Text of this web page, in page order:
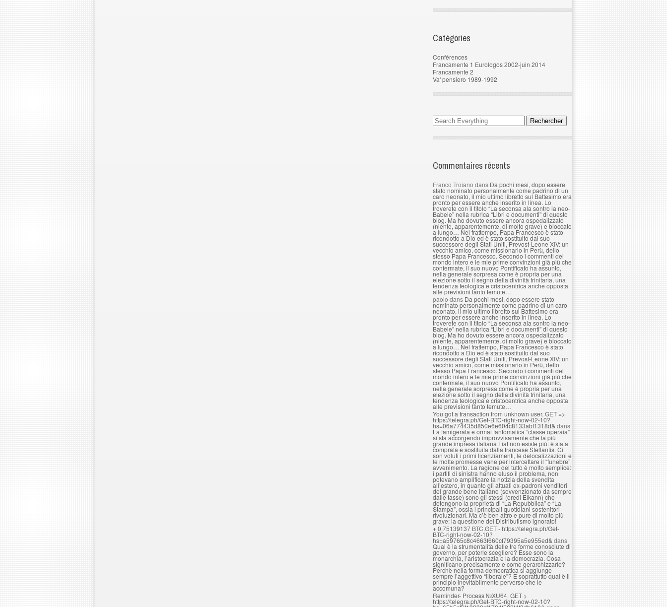
Catégories
Conférences
Francamente 1 Eurologos 2002-juin 2014
Francamente 2
Va' pensiero 1989-1992
Commentaires récents
Franco Troiano dans Da pochi mesi, dopo essere
stato nominato personalmente come padrino di un
caro neonato, il mio ultimo libretto sul Battesimo era
pronto per essere anche inserito in linea. Lo
troverete con il titolo “La seconsa ala sontro la neo-
Babele” nella rubrica “Libri e documenti” di questo
blog. Ma ho dovuto essere ancora ospedalizzato
(niente, apparentemente, di molto grave) e bloccato
a lungo… Nel frattempo, Papa Francesco è stato
ricondotto a Dio ed è stato sostituito dal suo
successore degli Stati Uniti, Prevost-Leone XIV: un
vecchio amico, come missionario in Perù, dello
stesso Papa Francesco. Secondo i commenti del
mondo intero e le mie prime convinzioni già più che
confermate, il suo nuovo Pontificato ha assunto,
nella generale sorpresa come è propria per una
elezione sotto il segno della divinità trinitaria, una
tendenza teologica e cristocentrica anche opposta
alle previsioni tanto temute…
paolo dans Da pochi mesi, dopo essere stato
nominato personalmente come padrino di un caro
neonato, il mio ultimo libretto sul Battesimo era
pronto per essere anche inserito in linea. Lo
troverete con il titolo “La seconsa ala sontro la neo-
Babele” nella rubrica “Libri e documenti” di questo
blog. Ma ho dovuto essere ancora ospedalizzato
(niente, apparentemente, di molto grave) e bloccato
a lungo… Nel frattempo, Papa Francesco è stato
ricondotto a Dio ed è stato sostituito dal suo
successore degli Stati Uniti, Prevost-Leone XIV: un
vecchio amico, come missionario in Perù, dello
stesso Papa Francesco. Secondo i commenti del
mondo intero e le mie prime convinzioni già più che
confermate, il suo nuovo Pontificato ha assunto,
nella generale sorpresa come è propria per una
elezione sotto il segno della divinità trinitaria, una
tendenza teologica e cristocentrica anche opposta
alle previsioni tanto temute…
You got a transaction from unknown user. GЕТ =>
https://telegra.ph/Get-BTC-right-now-02-10?
hs=06a774435d850e6e604c8133abf1318d& dans
La famigerata e ormai fantomatica “classe operaia”
si sta accorgendo improvvisamente che la più
grande impresa italiana Fiat non esiste più: è stata
comprata e sostituita dalla francese Stellantis. Ci
son voluti i primi licenziamenti, le delocalizzazioni e
le molte promesse vane per intercettare il “funebre”
avvenimento. La ragione del tutto è molto semplice:
i partiti di sinistra hanno eluso il problema, non
potevano amplificare la notizia della svendita
all’estero, in quanto gli attuali ex-padroni venditori
del grande bene italiano (sovvenzionato da sempre
dalle tasse) sono gli stessi (eredi Elkann) che
detengono la proprietà di “La Repubblica” e “La
Stampa”, ossia i principali quotidiani sostenitori
rivoluzionari. Ma c’è ben altro e pure di molto più
grave: la questione del Distributismo ignorato!
+ 0.75139137 BTC.GET - https://telegra.ph/Get-
BTC-right-now-02-10?
hs=a59765c8c4663f660cf79395a5e955ed& dans
Qual è la strumentalità delle tre forme conosciute di
governo, per poterle scegliere? Esse sono la
monarchia, l’aristocrazia e la democrazia. Cosa
significano precisamente e come gerarchizzarle?
Perchè nella forma democratica si aggiunge
sempre l’aggettivo “liberale”? E soprattutto qual è il
principio inevitabilmente perverso che le
accomuna?
Reminder- Process №XU64. GET >
https://telegra.ph/Get-BTC-right-now-02-10?